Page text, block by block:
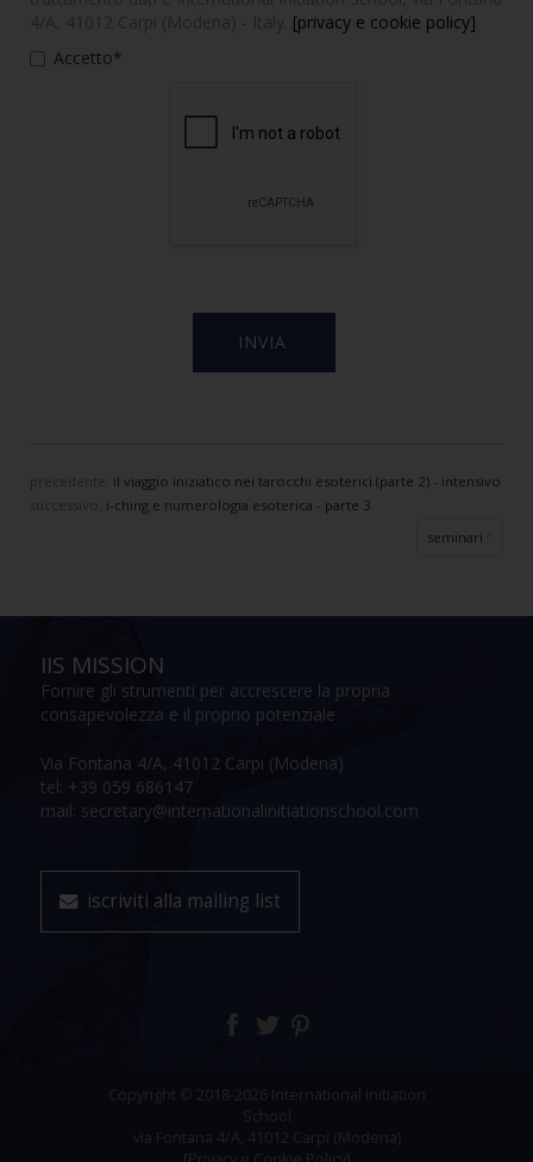
[privacy e cookie policy]
Accetto*
precedente: il viaggio iniziatico nei tarocchi esoterici (parte 2) - intensivo
i-ching e numerologia esoterica - parte 3
seminari
IIS MISSION
Fornire gli strumenti per accrescere la propria
consapevolezza e il proprio potenziale
Via Fontana 4/A, 41012 Carpi (Modena)
tel: +39 059 686147
mail: secretary@internationalinitiationschool.com
iscriviti alla mailing list
Copyright © 2018-2026 International Initiation
School
via Fontana 4/A, 41012 Carpi (Modena)